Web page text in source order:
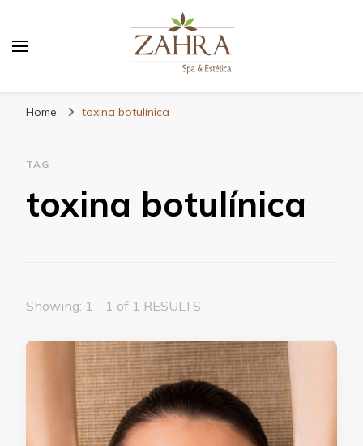
e relaxamento
Home toxina botulínica
TAG
toxina botulínica
Showing: 1 - 1 of 1 RESULTS